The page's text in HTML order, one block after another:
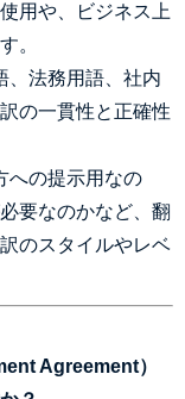
用や、ビジネス上
。
、法務用語、社内
の一貫性と正確性
への提示用なの
要なのかなど、翻
のスタイルやレベ
Agreement）